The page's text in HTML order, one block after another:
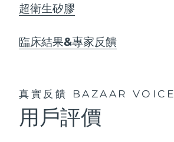
超衛生矽膠
臨床結果&專家反饋
真實反饋 BAZAAR VOICE
用戶評價